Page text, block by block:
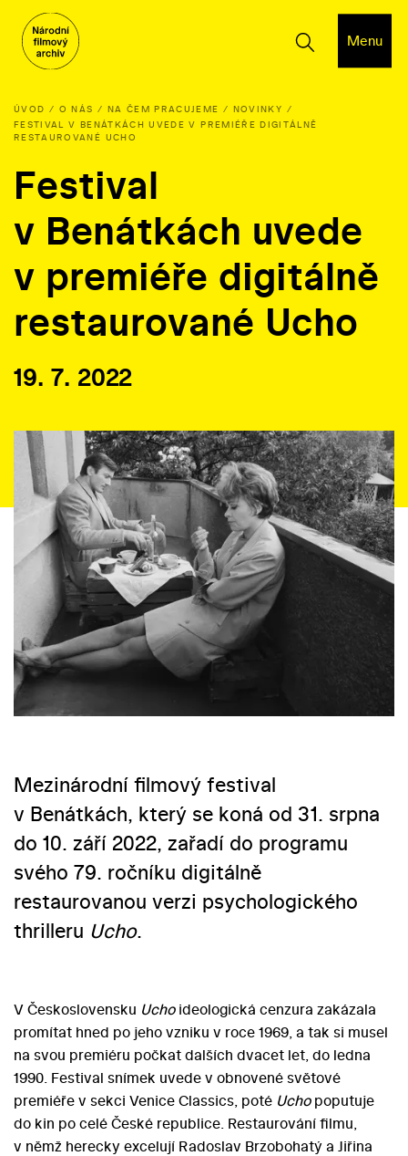
Menu
ÚVOD O NÁS NA ČEM PRACUJEME
NOVINKY
FESTIVAL V BENÁTKÁCH UVEDE V PREMIÉŘE DIGITÁLNĚ
RESTAUROVANÉ UCHO
Festival
v Benátkách uvede
v premiéře digitálně
restaurované Ucho
19. 7. 2022
Mezinárodní filmový festival
v Benátkách, který se koná od 31. srpna
do 10. září 2022, zařadí do programu
svého 79. ročníku digitálně
restaurovanou verzi psychologického
thrilleru Ucho.
V Československu Uchoideologická cenzura zakázala
promítat hned po jeho vzniku v roce 1969, a tak si musel
na svou premiéru počkat dalších dvacet let, do ledna
1990. Festival snímek uvede v obnovené světové
premiéře v sekci Venice Classics, poté Uchopoputuje
do kin po celé České republice. Restaurování filmu,
v němž herecky excelují Radoslav Brzobohatý a Jiřina